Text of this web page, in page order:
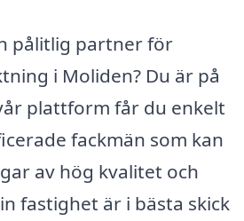
pålitlig partner för
i Moliden? Du är på
plattform får du enkelt
fackmän som kan
av hög kvalitet och
fastighet är i bästa skick